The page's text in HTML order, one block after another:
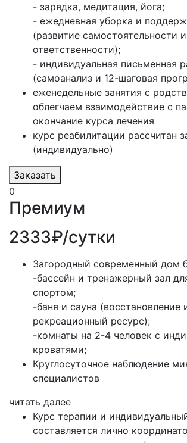
- зарядка, медитация, йога;
- ежедневная уборка и
(развитие самостоятельности и
ответственности);
- индивидуальная письменная
(самоанализ и 12-шаговая
еженедельные занятия с
облегчаем взаимодействие с
окончание курса лечения
курс реабилитации рассчитан
(индивидуально)
Заказать
0
Премиум
2333₽/сутки
Загородный современный дом
-бассейн и тренажерный зал
спортом;
-баня и сауна (восстановление
рекреационный ресурс);
-комнаты на 2-4 человек с
кроватями;
Круглосуточное наблюдение
специалистов
читать далее
Курс терапии и
составляется лично